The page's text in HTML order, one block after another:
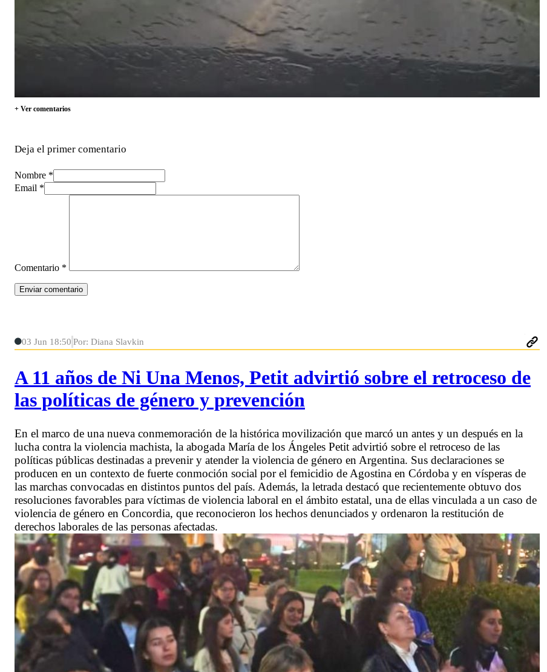
+ Ver comentarios
Deja el primer comentario
Nombre *
Email *
Comentario *
03 Jun 18:50 Por: Diana Slavkin
A 11 años de Ni Una Menos, Petit advirtió sobre el retroceso de
las políticas de género y prevención
En el marco de una nueva conmemoración de la histórica movilización que marcó un antes y un después en la
lucha contra la violencia machista, la abogada María de los Ángeles Petit advirtió sobre el retroceso de las
políticas públicas destinadas a prevenir y atender la violencia de género en Argentina. Sus declaraciones se
producen en un contexto de fuerte conmoción social por el femicidio de Agostina en Córdoba y en vísperas de
las marchas convocadas en distintos puntos del país. Además, la letrada destacó que recientemente obtuvo dos
resoluciones favorables para víctimas de violencia laboral en el ámbito estatal, una de ellas vinculada a un caso de
violencia de género en Concordia, que reconocieron los hechos denunciados y ordenaron la restitución de
derechos laborales de las personas afectadas.